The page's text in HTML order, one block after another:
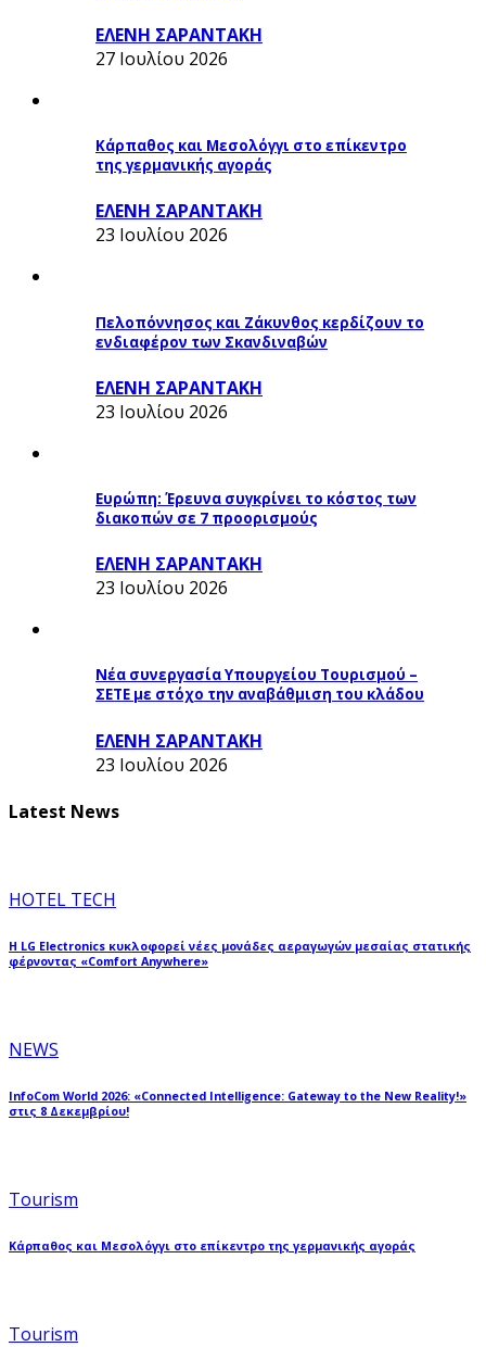
ΕΛΕΝΗ ΣΑΡΑΝΤΑΚΗ
27 Ιουλίου 2026
Κάρπαθος και Μεσολόγγι στο επίκεντρο
της γερμανικής αγοράς
ΕΛΕΝΗ ΣΑΡΑΝΤΑΚΗ
23 Ιουλίου 2026
Πελοπόννησος και Ζάκυνθος κερδίζουν το
ενδιαφέρον των Σκανδιναβών
ΕΛΕΝΗ ΣΑΡΑΝΤΑΚΗ
23 Ιουλίου 2026
Ευρώπη: Έρευνα συγκρίνει το κόστος των
διακοπών σε 7 προορισμούς
ΕΛΕΝΗ ΣΑΡΑΝΤΑΚΗ
23 Ιουλίου 2026
Νέα συνεργασία Υπουργείου Τουρισμού –
ΣΕΤΕ με στόχο την αναβάθμιση του κλάδου
ΕΛΕΝΗ ΣΑΡΑΝΤΑΚΗ
23 Ιουλίου 2026
Latest News
HOTEL TECH
Η LG Electronics κυκλοφορεί νέες μονάδες αεραγωγών μεσαίας στατικής
φέρνοντας «Comfort Anywhere»
NEWS
InfoCom World 2026: «Connected Intelligence: Gateway to the New Reality!»
στις 8 Δεκεμβρίου!
Tourism
Κάρπαθος και Μεσολόγγι στο επίκεντρο της γερμανικής αγοράς
Tourism